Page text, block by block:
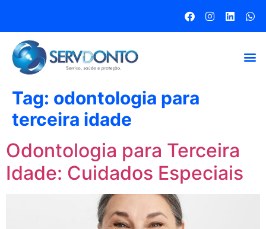
Tag: odontologia para
terceira idade
Odontologia para Terceira
Idade: Cuidados Especiais